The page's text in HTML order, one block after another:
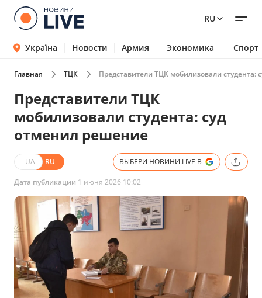
RU
Україна Новости Армия Экономика Спорт
Главная ТЦК Представители ТЦК мобилизовали студента:
Представители ТЦК
мобилизовали студента: суд
отменил решение
UA RU ВЫБЕРИ НОВИНИ.LIVE В
Дата публикации 1 июня 2026 10:02